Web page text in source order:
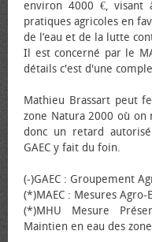
environ 4000 €, visant
pratiques agricoles en
de l’eau et de la lutte
Il est concerné par le
détails c'est d'une
Mathieu Brassart peut
zone Natura 2000 où
donc un retard
GAEC y fait du foin.
(-)GAEC : Groupement
(*)MAEC : Mesures
(*)MHU Mesure
Maintien en eau des